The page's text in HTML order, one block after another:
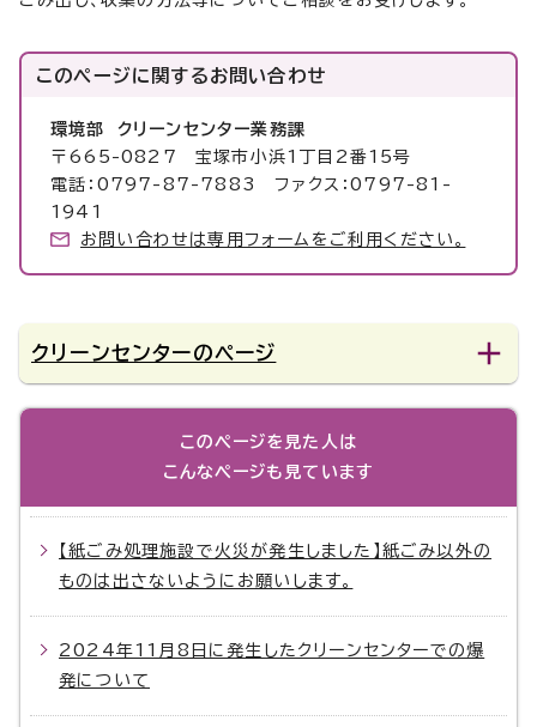
このページに関するお問い合わせ
環境部 クリーンセンター業務課
〒665-0827 宝塚市小浜1丁目2番15号
電話：0797-87-7883 ファクス：0797-81-
1941
お問い合わせは専用フォームをご利用ください。
クリーンセンターのページ
このページを見た人は
こんなページも見ています
【紙ごみ処理施設で火災が発生しました】紙ごみ以外の
ものは出さないようにお願いします。
2024年11月8日に発生したクリーンセンターでの爆
発について